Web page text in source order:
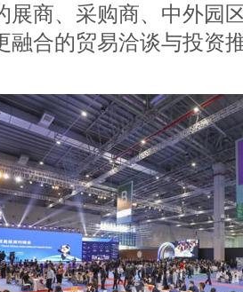
展商、采购商、中外园
融合的贸易洽谈与投资